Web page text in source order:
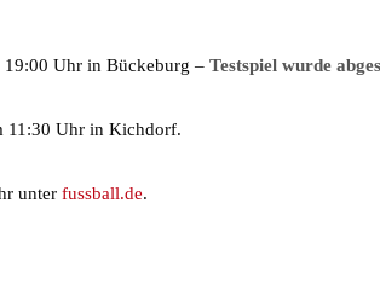
19:00 Uhr in Bückeburg – Testspiel wurde
11:30 Uhr in Kichdorf.
unter fussball.de.